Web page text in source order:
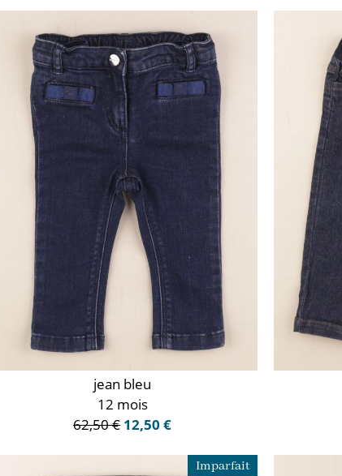
jean bleu
12 mois
62,50 € 12,50 €
Imparfait